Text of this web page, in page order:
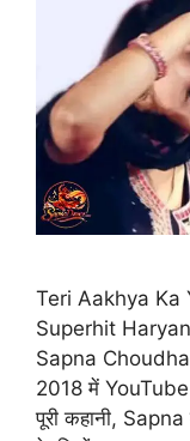
Teri Aakhya Ka
Superhit
Sapna
2018 में YouTube
पूरी कहानी,